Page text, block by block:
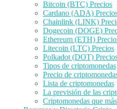
Bitcoin (BTC) Precios
Cardano (ADA)
Chainlink (LINK)
Dogecoin (DOGE)
Ethereum (ETH)
Litecoin (LTC) Precios
Polkadot (DOT)
Tipos de criptomonedas
Precio de
Lista de criptomonedas
La previsión de las
Criptomonedas que